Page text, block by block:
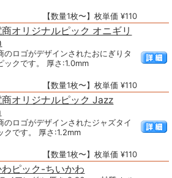
【数量1枚〜】枚単価 ¥110
オリジナルピック オニギリ
のロゴがデザインされたおにぎりタ
ックです。 厚さ:1.0mm
【数量1枚〜】枚単価 ¥110
オリジナルピック Jazz
のロゴがデザインされたジャズタイ
クです。 厚さ:1.2mm
【数量1枚〜】枚単価 ¥110
ピック-ちいかわ